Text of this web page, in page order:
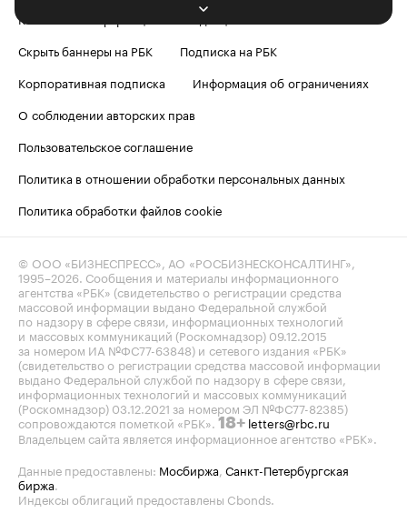
Контактная информация
Редакция
Скрыть баннеры на РБК
Подписка на РБК
Корпоративная подписка
Информация об ограничениях
О соблюдении авторских прав
Пользовательское соглашение
Политика в отношении обработки персональных данных
Политика обработки файлов cookie
© ООО «БИЗНЕСПРЕСС», АО «РОСБИЗНЕСКОНСАЛТИНГ»,
1995–2026 . Сообщения и материалы информационного
агентства «РБК» (свидетельство о регистрации средства
массовой информации выдано Федеральной службой
по надзору в сфере связи, информационных технологий
и массовых коммуникаций (Роскомнадзор) 09.12.2015
за номером ИА №ФС77-63848) и сетевого издания «РБК»
(свидетельство о регистрации средства массовой информации
выдано Федеральной службой по надзору в сфере связи,
информационных технологий и массовых коммуникаций
(Роскомнадзор) 03.12.2021 за номером ЭЛ №ФС77-82385)
сопровождаются пометкой «РБК». 18+ letters@rbc.ru
Владельцем сайта является информационное агентство «РБК».
Данные предоставлены: Мосбиржа Санкт-Петербургская
биржа
Индексы облигаций предоставлены Cbonds.